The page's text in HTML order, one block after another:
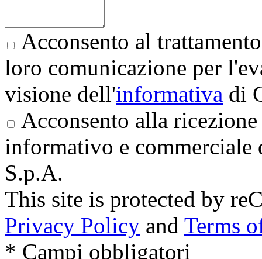
Acconsento al
loro comunicazione per
visione dell'informativa di
Acconsento alla
informativo e
S.p.A.
This site is protected by
Privacy Policy and Terms
* Campi obbligatori